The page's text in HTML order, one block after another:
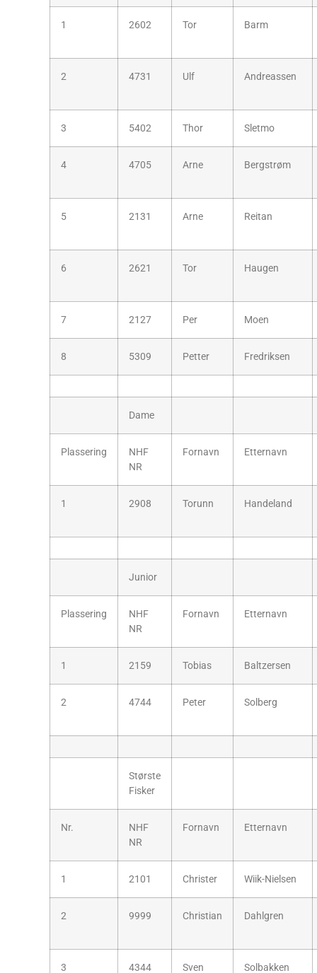
1 2602 Tor Barm
2 4731 Ulf Andreassen
3 5402 Thor Sletmo
4 4705 Arne Bergstrøm
5 2131 Arne Reitan
6 2621 Tor Haugen
7 2127 Per Moen
8 5309 Petter Fredriksen
Dame
Plassering
NHF
NR
Fornavn Etternavn
1 2908 Torunn Handeland
Junior
Plassering
NHF
NR
Fornavn Etternavn
1 2159 Tobias Baltzersen
2 4744 Peter Solberg
Største
Fisker
Nr.
NHF
NR
Fornavn Etternavn
1 2101 Christer Wiik-Nielsen
2 9999 Christian Dahlgren
3 4344 Sven Solbakken